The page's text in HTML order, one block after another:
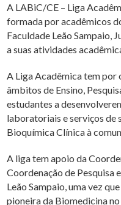
A LABiC/CE – Liga
formada por acadêmicos
Faculdade Leão Sampaio,
a suas atividades
A Liga Acadêmica tem
âmbitos de Ensino,
estudantes a
laboratoriais e serviços de
Bioquímica Clínica à
A liga tem apoio da
Coordenação de Pesquisa
Leão Sampaio, uma vez
pioneira da Biomedicina